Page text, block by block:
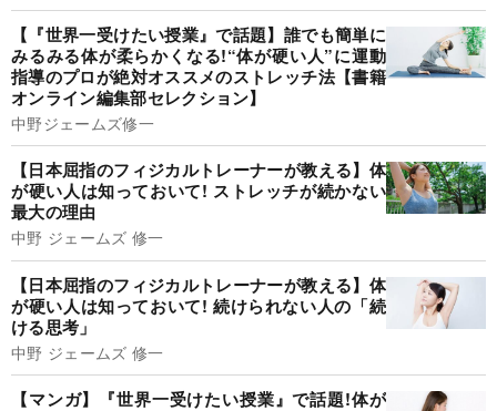
【『世界一受けたい授業』で話題】誰でも簡単に
みるみる体が柔らかくなる!“体が硬い人”に運動
指導のプロが絶対オススメのストレッチ法【書籍
オンライン編集部セレクション】
中野ジェームズ修一
【日本屈指のフィジカルトレーナーが教える】体
が硬い人は知っておいて! ストレッチが続かない
最大の理由
中野 ジェームズ 修一
【日本屈指のフィジカルトレーナーが教える】体
が硬い人は知っておいて! 続けられない人の「続
ける思考」
中野 ジェームズ 修一
【マンガ】『世界一受けたい授業』で話題!体が